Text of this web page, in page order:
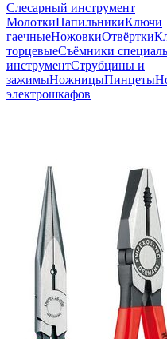
Слесарный инструмент
МолоткиНапильникиКлючи
гаечныеНожовкиОтвёртки
торцевыеСъёмники
инструментСтрубцины и
зажимыНожницыПинцеты
электрошкафов